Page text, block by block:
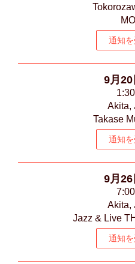
通知
9月20
Akita,
Takase
通知
9月26
Akita,
Jazz & Live
通知